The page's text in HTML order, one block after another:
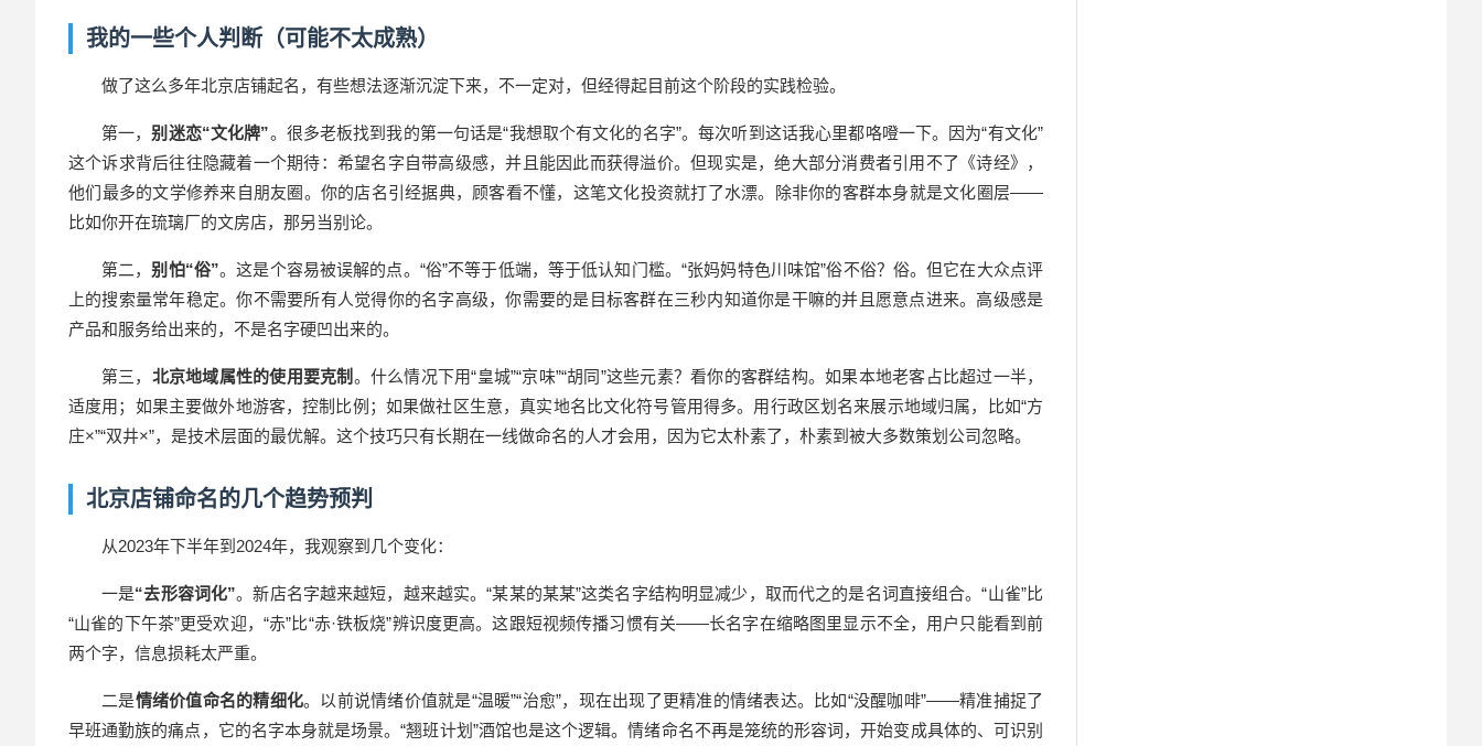
我的一些个人判断（可能不太成熟）
做了这么多年北京店铺起名，有些想法逐渐沉淀下来，不一定对，但经得起目前这个阶段的实践检验。
第一，别迷恋“文化牌”。很多老板找到我的第一句话是“我想取个有文化的名字”。每次听到这话我心里都咯噔一下。因为“有文化”
这个诉求背后往往隐藏着一个期待：希望名字自带高级感，并且能因此而获得溢价。但现实是，绝大部分消费者引用不了《诗经》，
他们最多的文学修养来自朋友圈。你的店名引经据典，顾客看不懂，这笔文化投资就打了水漂。除非你的客群本身就是文化圈层——
比如你开在琉璃厂的文房店，那另当别论。
第二，别怕“俗”。这是个容易被误解的点。“俗”不等于低端，等于低认知门槛。“张妈妈特色川味馆”俗不俗？俗。但它在大众点评
上的搜索量常年稳定。你不需要所有人觉得你的名字高级，你需要的是目标客群在三秒内知道你是干嘛的并且愿意点进来。高级感是
产品和服务给出来的，不是名字硬凹出来的。
第三， 北京地域属性的使用要克制 。什么情况下用“皇城”“京味”“胡同”这些元素？看你的客群结构。如果本地老客占比超过一半，
适度用；如果主要做外地游客，控制比例；如果做社区生意，真实地名比文化符号管用得多。用行政区划名来展示地域归属，比如“方
庄×”“双井×”，是技术层面的最优解。这个技巧只有长期在一线做命名的人才会用，因为它太朴素了，朴素到被大多数策划公司忽略。
北京店铺命名的几个趋势预判
从2023年下半年到2024年，我观察到几个变化：
一是“去形容词化”。新店名字越来越短，越来越实。“某某的某某”这类名字结构明显减少，取而代之的是名词直接组合。“山雀”比
“山雀的下午茶”更受欢迎，“赤”比“赤·铁板烧”辨识度更高。这跟短视频传播习惯有关——长名字在缩略图里显示不全，用户只能看到前
两个字，信息损耗太严重。
二是情绪价值命名的精细化。以前说情绪价值就是“温暖”“治愈”，现在出现了更精准的情绪表达。比如“没醒咖啡”——精准捕捉了
早班通勤族的痛点，它的名字本身就是场景。“翘班计划”酒馆也是这个逻辑。情绪命名不再是笼统的形容词，开始变成具体的、可识别